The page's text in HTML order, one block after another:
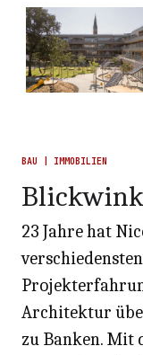
BAU | IMMOBILIEN
23 Jahre hat
Architektur
zu Banken. Mit